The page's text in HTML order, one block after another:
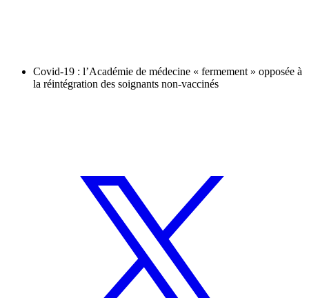
Covid-19 : l’Académie de médecine « fermement » opposée à
la réintégration des soignants non-vaccinés